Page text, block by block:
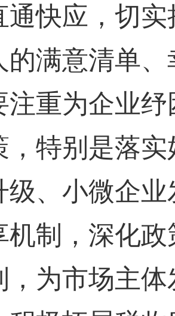
通快应，切
的满意清单
为企业纾
，特别是落
级、小微企
机制，深化
，为市场主